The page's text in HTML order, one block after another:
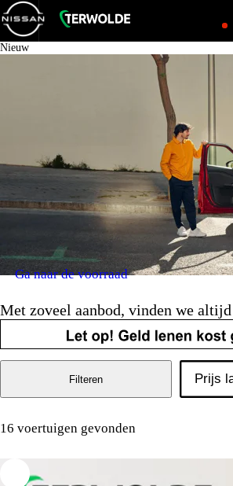
Nieuw
Met zoveel aanbod, vinden we
Ga naar de voorraad
16 voertuigen gevonden
Filteren